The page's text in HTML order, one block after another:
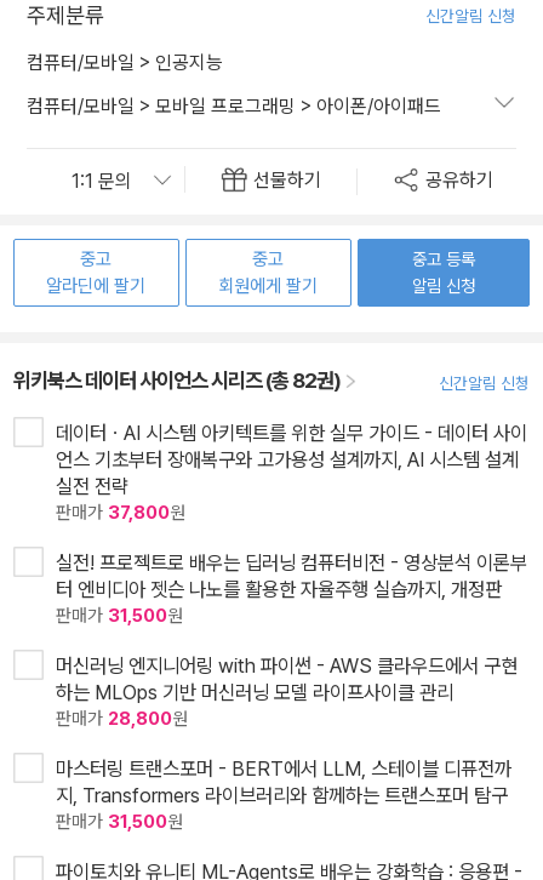
주제분류 신간알림 신청
컴퓨터/모바일 > 인공지능
컴퓨터/모바일 > 모바일 프로그래밍 > 아이폰/아이패드
선물하기 공유하기
중고
알라딘에 팔기
중고
회원에게 팔기
중고 등록
알림 신청
위키북스 데이터 사이언스 시리즈 (총 82권) 신간알림 신청
데이터ㆍAI 시스템 아키텍트를 위한 실무 가이드 - 데이터 사이
언스 기초부터 장애복구와 고가용성 설계까지, AI 시스템 설계
실전 전략
판매가 37,800원
실전! 프로젝트로 배우는 딥러닝 컴퓨터비전 - 영상분석 이론부
터 엔비디아 젯슨 나노를 활용한 자율주행 실습까지, 개정판
판매가 31,500원
머신러닝 엔지니어링 with 파이썬 - AWS 클라우드에서 구현
하는 MLOps 기반 머신러닝 모델 라이프사이클 관리
판매가 28,800원
마스터링 트랜스포머 - BERT에서 LLM, 스테이블 디퓨전까
지, Transformers 라이브러리와 함께하는 트랜스포머 탐구
판매가 31,500원
파이토치와 유니티 ML-Agents로 배우는 강화학습 : 응용편 -